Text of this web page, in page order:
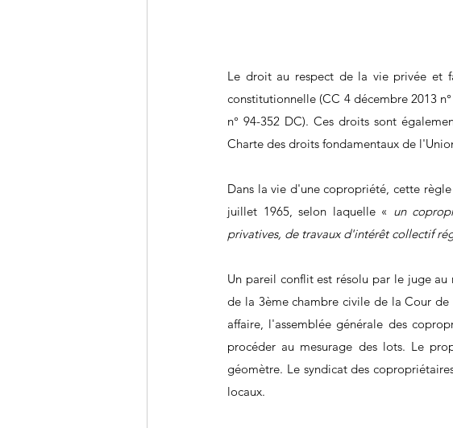
Le droit au respect de la vie privée et
constitutionnelle (CC 4 décembre 2013
n° 94-352 DC). Ces droits sont
Charte des droits fondamentaux de
Dans la vie d'une copropriété, cette
juillet 1965, selon laquelle « un
privatives, de travaux d'intérêt collectif
Un pareil conflit est résolu par le juge au
de la 3ème chambre civile de la Cour de
affaire, l'assemblée générale des
procéder au mesurage des lots. Le
géomètre. Le syndicat des
locaux.